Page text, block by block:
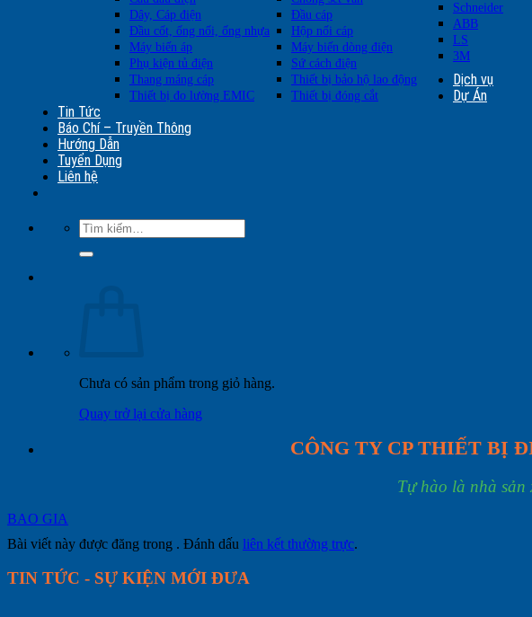
Dây, Cáp điện
Đầu cáp
Đầu cốt, ống nối, ống nhựa
Hộp nối cáp
Máy biến áp
Máy biến dòng điện
Phụ kiện tủ điện
Sứ cách điện
Thang máng cáp
Thiết bị bảo hộ lao động
Thiết bị đo lường EMIC
Thiết bị đóng cắt
Schneider
ABB
LS
3M
Dịch vụ
Dự Án
Tin Tức
Báo Chí – Truyền Thông
Hướng Dẫn
Tuyển Dụng
Liên hệ
Tìm
kiếm:
Chưa có sản phẩm trong giỏ hàng.
Quay trở lại cửa hàng
CÔNG TY CP THIẾT BỊ
Tự hào là nhà
BAO GIA
Bài viết này được đăng trong . Đánh dấu liên kết thường trực.
TIN TỨC - SỰ KIỆN MỚI ĐƯA